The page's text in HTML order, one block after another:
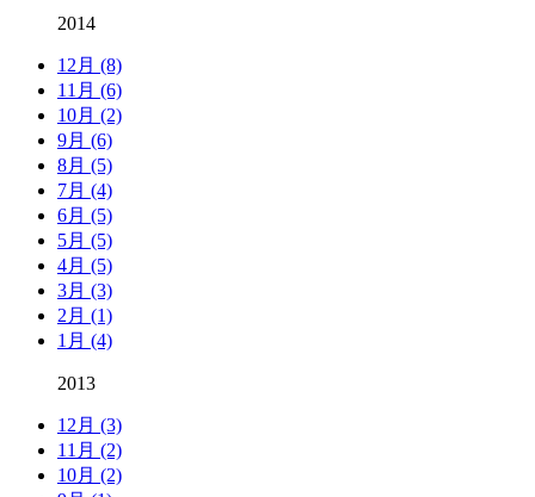
2014
12月 (8)
11月 (6)
10月 (2)
9月 (6)
8月 (5)
7月 (4)
6月 (5)
5月 (5)
4月 (5)
3月 (3)
2月 (1)
1月 (4)
2013
12月 (3)
11月 (2)
10月 (2)